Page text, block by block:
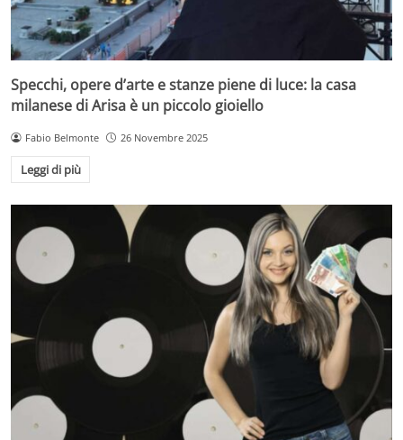
Specchi, opere d’arte e stanze piene di luce: la casa
milanese di Arisa è un piccolo gioiello
Fabio Belmonte 26 Novembre 2025
Leggi di più